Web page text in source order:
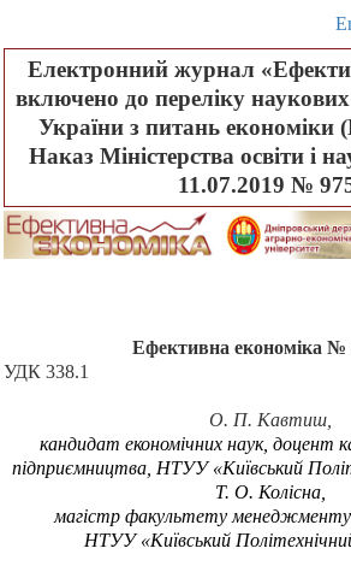
Електронний журнал
включено до переліку
України з питань економіки
Наказ Міністерства освіти і
11.07.2019 №
Ефективна економіка №
УДК 338.1
О. П. Кавтиш,
кандидат економічних наук, доцент
підприємництва, НТУУ «Київський
Т. О. Колісна,
магістр факультету
НТУУ «Київський